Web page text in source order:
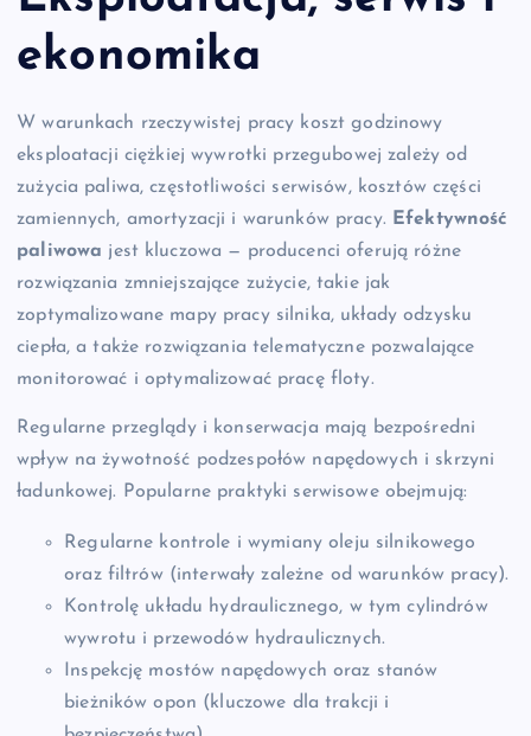
ekonomika
W warunkach rzeczywistej pracy koszt godzinowy
eksploatacji ciężkiej wywrotki przegubowej zależy od
zużycia paliwa, częstotliwości serwisów, kosztów części
zamiennych, amortyzacji i warunków pracy.
Efektywność
paliwowa jest kluczowa — producenci oferują różne
rozwiązania zmniejszające zużycie, takie jak
zoptymalizowane mapy pracy silnika, układy odzysku
ciepła, a także rozwiązania telematyczne pozwalające
monitorować i optymalizować pracę floty.
Regularne przeglądy i konserwacja mają bezpośredni
wpływ na żywotność podzespołów napędowych i skrzyni
ładunkowej. Popularne praktyki serwisowe obejmują:
Regularne kontrole i wymiany oleju silnikowego
oraz filtrów (interwały zależne od warunków pracy).
Kontrolę układu hydraulicznego, w tym cylindrów
wywrotu i przewodów hydraulicznych.
Inspekcję mostów napędowych oraz stanów
bieżników opon (kluczowe dla trakcji i